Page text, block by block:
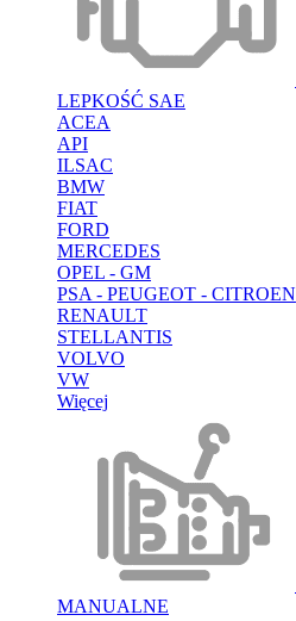
LEPKOŚĆ SAE
ACEA
API
ILSAC
BMW
FIAT
FORD
MERCEDES
OPEL - GM
PSA - PEUGEOT - CITROEN
RENAULT
STELLANTIS
VOLVO
VW
Więcej
MANUALNE